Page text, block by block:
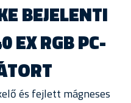
BEJELENTI
EX RGB PC-
és fejlett mágneses